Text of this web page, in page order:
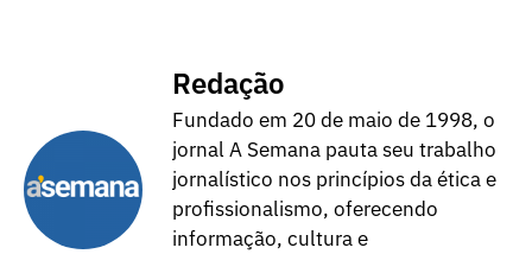
Redação
Fundado em 20 de maio de 1998, o
jornal A Semana pauta seu trabalho
jornalístico nos princípios da ética e
profissionalismo, oferecendo
informação, cultura e